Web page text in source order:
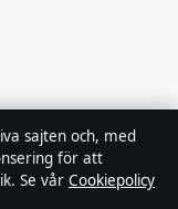
sajten och, med
för att
Se vår Cookiepolicy